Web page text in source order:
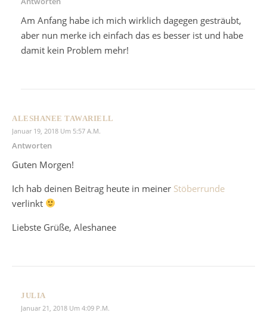
Am Anfang habe ich mich wirklich dagegen gesträubt,
aber nun merke ich einfach das es besser ist und habe
damit kein Problem mehr!
ALESHANEE TAWARIELL
Januar 19, 2018 Um 5:57 A.m.
Antworten
Guten Morgen!
Ich hab deinen Beitrag heute in meiner Stöberrunde
verlinkt
Liebste Grüße, Aleshanee
JULIA
Januar 21, 2018 Um 4:09 P.m.